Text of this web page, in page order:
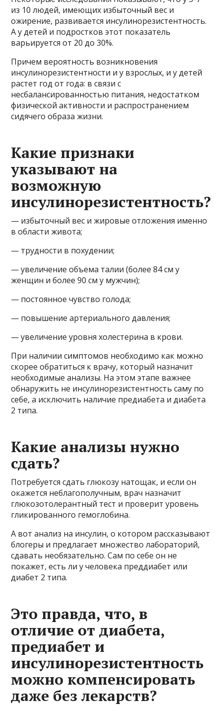
из 10 людей, имеющих избыточный вес и
ожирение, развивается инсулинорезистентность.
А у детей и подростков этот показатель
варьируется от 20 до 30%.
Причем вероятность возникновения
инсулинорезистентности и у взрослых, и у детей
растет год от года: в связи с
несбалансированностью питания, недостатком
физической активности и распространением
сидячего образа жизни.
Какие признаки
указывают на
возможную
инсулинорезистентность?
— избыточный вес и жировые отложения именно
в области живота;
— трудности в похудении;
— увеличение объема талии (более 84 см у
женщин и более 90 см у мужчин);
— постоянное чувство голода;
— повышение артериального давления;
— увеличение уровня холестерина в крови.
При наличии симптомов необходимо как можно
скорее обратиться к врачу, который назначит
необходимые анализы. На этом этапе важнее
обнаружить не инсулинорезистентность саму по
себе, а исключить наличие предиабета и диабета
2 типа.
Какие анализы нужно
сдать?
Потребуется сдать глюкозу натощак, и если он
окажется неблагополучным, врач назначит
глюкозотолерантный тест и проверит уровень
гликированного гемоглобина.
А вот анализ на инсулин, о котором рассказывают
блогеры и предлагает множество лабораторий,
сдавать необязательно. Сам по себе он не
покажет, есть ли у человека преддиабет или
диабет 2 типа.
Это правда, что, в
отличие от диабета,
предиабет и
инсулинорезистентность
можно компенсировать
даже без лекарств?